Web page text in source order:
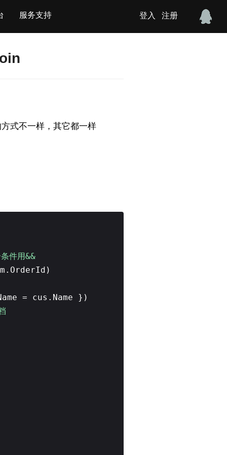
服务支持 登入 注册
式不一样，其它都一样
件用&&
= cus.Name })